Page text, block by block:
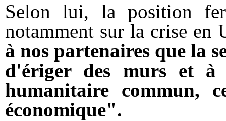
Selon lui, la position
notamment sur la crise en
à nos partenaires que la
d'ériger des murs et à
humanitaire commun,
économique".